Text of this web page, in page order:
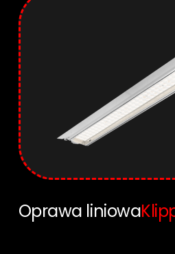
Oprawa liniowa